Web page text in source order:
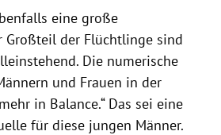
eine große
Großteil der Flüchtlinge sind
Die numerische
und Frauen in der
in Balance.“ Das sei eine
für diese jungen Männer.